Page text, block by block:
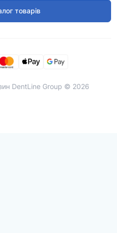
товарів
DentLine Group © 2026